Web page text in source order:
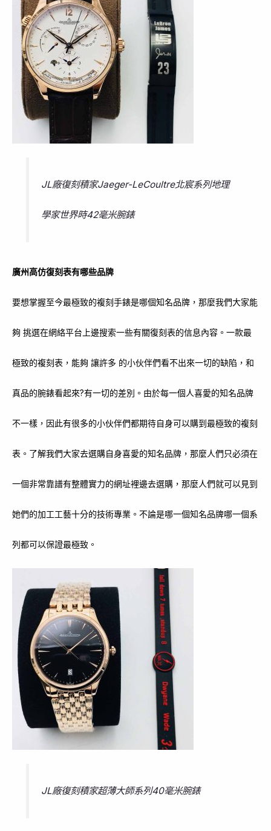
JL廠復刻積家Jaeger-LeCoultre北宸系列地理
學家世界時42毫米腕錶
廣州高仿復刻表有哪些品牌
要想掌握至今最極致的複刻手錶是哪個知名品牌，那麼我們大家能
夠 挑選在網絡平台上邊搜索一些有關復刻表的信息內容。一款最
極致的複刻表，能夠 讓許多 的小伙伴們看不出來一切的缺陷，和
真品的腕錶看起來?有一切的差別。由於每一個人喜愛的知名品牌
不一樣，因此有很多的小伙伴們都期待自身可以購到最極致的複刻
表。了解我們大家去選購自身喜愛的知名品牌，那麼人們只必須在
一個非常靠譜有整體實力的網址裡邊去選購，那麼人們就可以見到
她們的加工工藝十分的技術專業。不論是哪一個知名品牌哪一個系
列都可以保證最極致。
JL廠復刻積家超薄大師系列40毫米腕錶